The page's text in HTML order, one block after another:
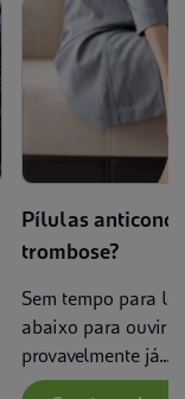
Pílulas
trombose?​
Sem tempo para
abaixo para ouvir
provavelmente já...